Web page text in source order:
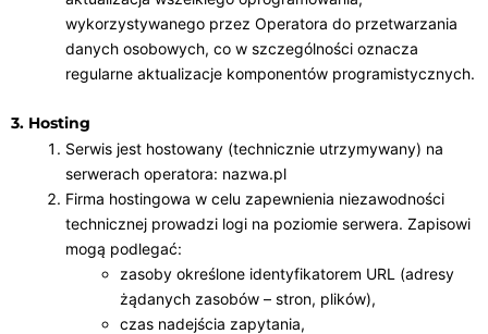
wykorzystywanego przez Operatora do przetwarzania
danych osobowych, co w szczególności oznacza
regularne aktualizacje komponentów programistycznych.
3. Hosting
Serwis jest hostowany (technicznie utrzymywany) na
serwerach operatora: nazwa.pl
Firma hostingowa w celu zapewnienia niezawodności
technicznej prowadzi logi na poziomie serwera. Zapisowi
mogą podlegać:
zasoby określone identyfikatorem URL (adresy
żądanych zasobów – stron, plików),
czas nadejścia zapytania,